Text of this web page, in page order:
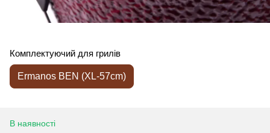
Комплектуючий для грилів
Ermanos BEN (XL-57cm)
В наявності